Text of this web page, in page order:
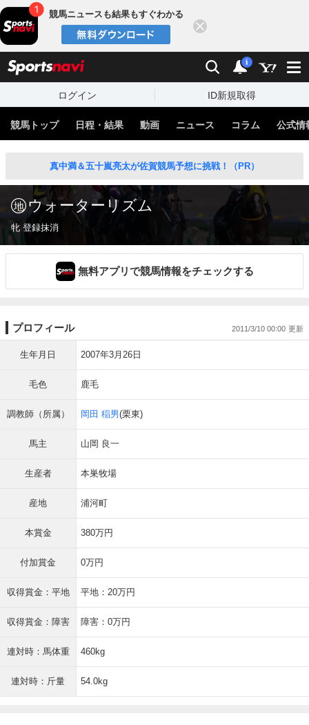
競馬ニュースも結果もすぐわかる
検索 通知
i
ログイン ID新規取得
競馬トップ 日程・結果 動画 ニュース コラム 公式情
真中満＆五十嵐亮太が佐賀競馬予想に挑戦！（PR）
ウォーターリズム
牝 登録抹消
無料アプリで競馬情報をチェックする
プロフィール 2011/3/10 00:00
生年月日 2007年3月26日
毛色 鹿毛
調教師（所属） 岡田 稲男(栗東)
馬主 山岡 良一
生産者 本巣牧場
産地 浦河町
本賞金 380万円
付加賞金 0万円
収得賞金：平地 平地：20万円
収得賞金：障害 障害：0万円
連対時：馬体重 460kg
連対時：斤量 54.0kg